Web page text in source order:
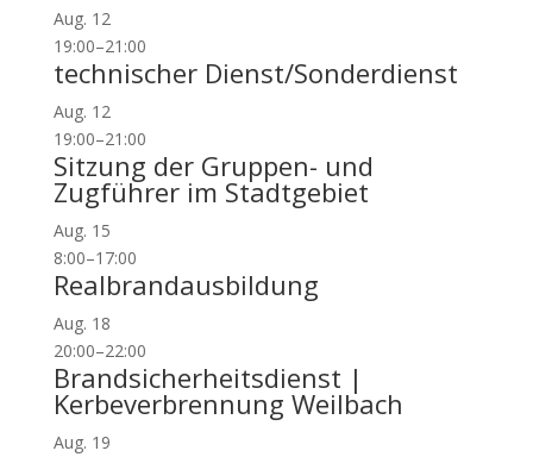
Aug. 12
19:00–21:00
technischer Dienst/Sonderdienst
Aug. 12
19:00–21:00
Sitzung der Gruppen- und
Zugführer im Stadtgebiet
Aug. 15
8:00–17:00
Realbrandausbildung
Aug. 18
20:00–22:00
Brandsicherheitsdienst |
Kerbeverbrennung Weilbach
Aug. 19